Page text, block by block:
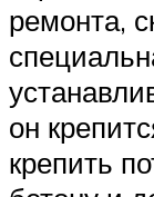
ремонта,
он
крепить